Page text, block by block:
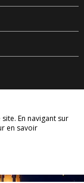
Réservés
En navigant sur
en savoir